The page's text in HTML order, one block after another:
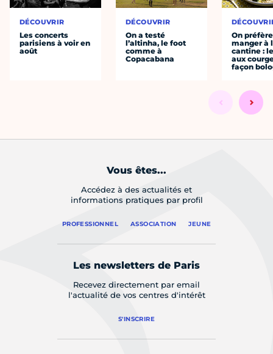
DÉCOUVRIR
Les concerts
parisiens à voir en
août
DÉCOUVRIR
On a testé
l’altinha, le foot
comme à
Copacabana
On préfère
manger à
cantine :
aux
façon
Vous êtes...
Accédez à des actualités et
informations pratiques par profil
PROFESSIONNEL ASSOCIATION JEUNE
Les newsletters de Paris
Recevez directement par email
l'actualité de vos centres d'intérêt
S'INSCRIRE